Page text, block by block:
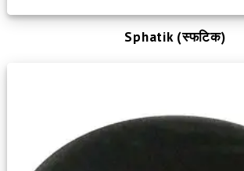
Sphatik (स्फटिक)